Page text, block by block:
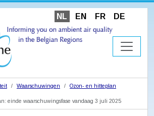
NL EN FR DE
Waarschuwingen
Ozon- en hitteplan
einde waarschuwingsfase vandaag 3 juli 2025